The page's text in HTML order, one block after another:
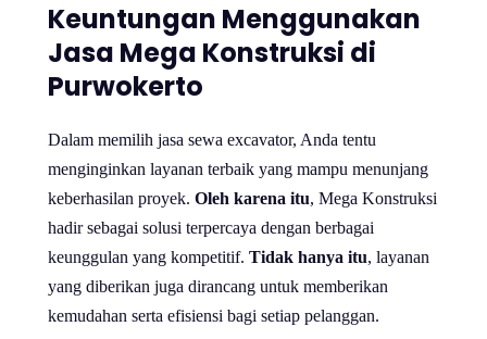
Keuntungan Menggunakan
Jasa Mega Konstruksi di
Purwokerto
Dalam memilih jasa sewa excavator, Anda tentu
menginginkan layanan terbaik yang mampu menunjang
keberhasilan proyek. Oleh karena itu, Mega Konstruksi
hadir sebagai solusi terpercaya dengan berbagai
keunggulan yang kompetitif. Tidak hanya itu, layanan
yang diberikan juga dirancang untuk memberikan
kemudahan serta efisiensi bagi setiap pelanggan.